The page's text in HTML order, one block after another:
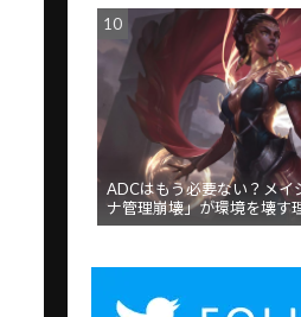
ADCはもう必要ない？メイ
ナ管理崩壊」が環境を壊す